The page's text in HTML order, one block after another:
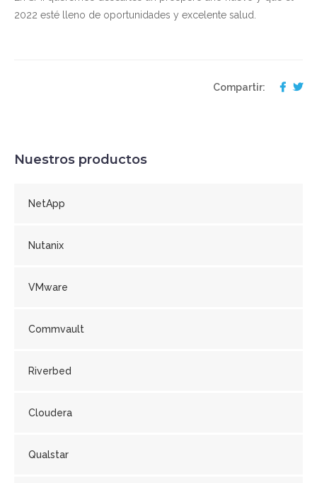
2022 esté lleno de oportunidades y excelente salud.
Compartir:
Nuestros productos
NetApp
Nutanix
VMware
Commvault
Riverbed
Cloudera
Qualstar